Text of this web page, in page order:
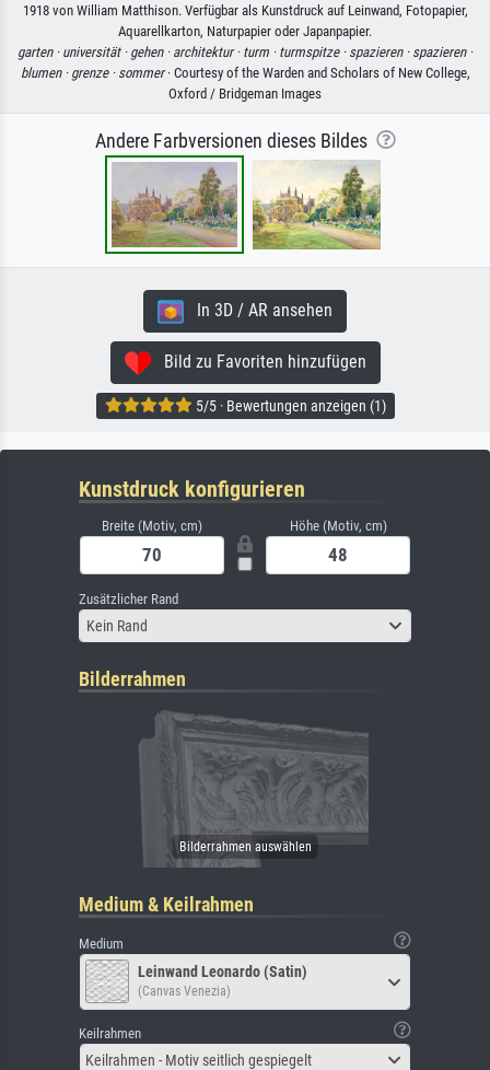
1918 von William Matthison. Verfügbar als Kunstdruck auf Leinwand, Fotopapier,
Aquarellkarton, Naturpapier oder Japanpapier.
garten · universität · gehen · architektur · turm · turmspitze · spazieren · spazieren ·
blumen · grenze · sommer· Courtesy of the Warden and Scholars of New College,
Oxford / Bridgeman Images
Andere Farbversionen dieses Bildes
In 3D / AR ansehen
Bild zu Favoriten hinzufügen
5/5 · Bewertungen anzeigen (1)
Kunstdruck konfigurieren
Breite (Motiv, cm) Höhe (Motiv, cm)
Zusätzlicher Rand
Kein Rand
Bilderrahmen
Medium & Keilrahmen
Medium
Leinwand Leonardo (Satin)
(Canvas Venezia)
Keilrahmen
Keilrahmen - Motiv seitlich gespiegelt